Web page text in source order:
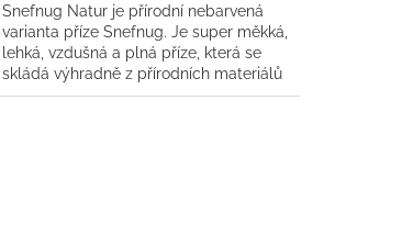
Snefnug Natur je přírodní nebarvená
varianta příze Snefnug. Je super měkká,
lehká, vzdušná a plná příze, která se
skládá výhradně z přírodních materiálů
v extra jemné směsi 55%...